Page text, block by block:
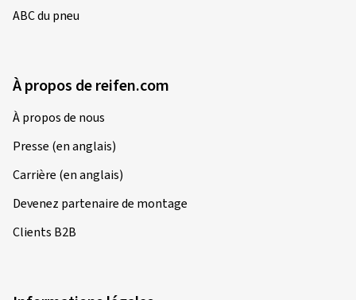
ABC du pneu
À propos de reifen.com
À propos de nous
Presse (en anglais)
Carrière (en anglais)
Devenez partenaire de montage
Clients B2B